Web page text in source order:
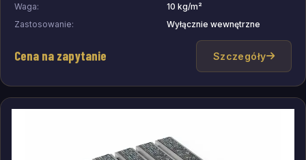
Waga:
10 kg/m²
Zastosowanie:
Wyłącznie wewnętrzne
Cena na zapytanie Szczegóły